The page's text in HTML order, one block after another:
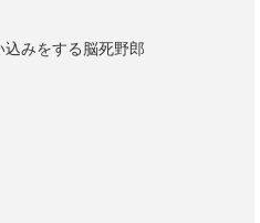
みをする脳死野郎